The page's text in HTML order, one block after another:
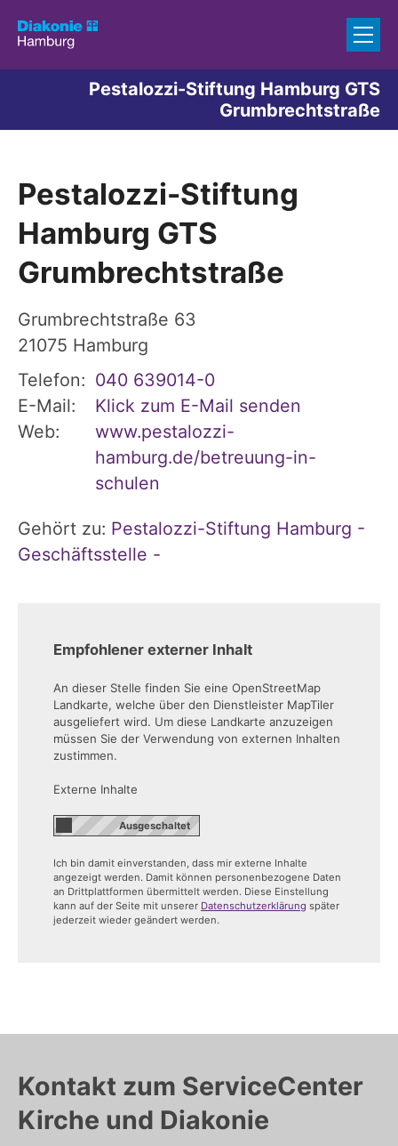
Pestalozzi-Stiftung Hamburg GTS
Grumbrechtstraße
Pestalozzi-Stiftung
Hamburg GTS
Grumbrechtstraße
Grumbrechtstraße 63
21075 Hamburg
Telefon: 040 639014-0
E-Mail:
Klick zum E-Mail senden
Web:
www.pestalozzi-
hamburg.de/betreuung-in-
schulen
Gehört zu: Pestalozzi-Stiftung Hamburg -
Geschäftsstelle -
Empfohlener externer Inhalt
An dieser Stelle finden Sie eine OpenStreetMap
Landkarte, welche über den Dienstleister MapTiler
ausgeliefert wird. Um diese Landkarte anzuzeigen
müssen Sie der Verwendung von externen Inhalten
zustimmen.
Externe Inhalte
Ich bin damit einverstanden, dass mir externe Inhalte
angezeigt werden. Damit können personenbezogene Daten
an Drittplattformen übermittelt werden. Diese Einstellung
kann auf der Seite mit unserer Datenschutzerklärung später
jederzeit wieder geändert werden.
Kontakt zum ServiceCenter
Kirche und Diakonie